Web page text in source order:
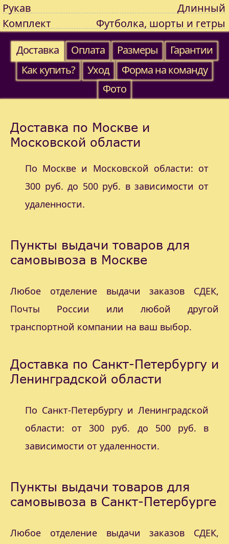
Рукав
Длинный
Комплект
Футболка, шорты и гетры
Доставка
Оплата Размеры
Гарантии
Как купить?
Уход
Форма на команду
Фото
Доставка по Москве и
Московской области
По Москве и Московской области: от
300 руб. до 500 руб. в зависимости от
удаленности.
Пункты выдачи товаров для
самовывоза в Москве
Любое отделение выдачи заказов СДЕК,
Почты России или любой другой
транспортной компании на ваш выбор.
Доставка по Санкт-Петербургу и
Ленинградской области
По Санкт-Петербургу и Ленинградской
области: от 300 руб. до 500 руб. в
зависимости от удаленности.
Пункты выдачи товаров для
самовывоза в Санкт-Петербурге
Любое отделение выдачи заказов СДЕК,